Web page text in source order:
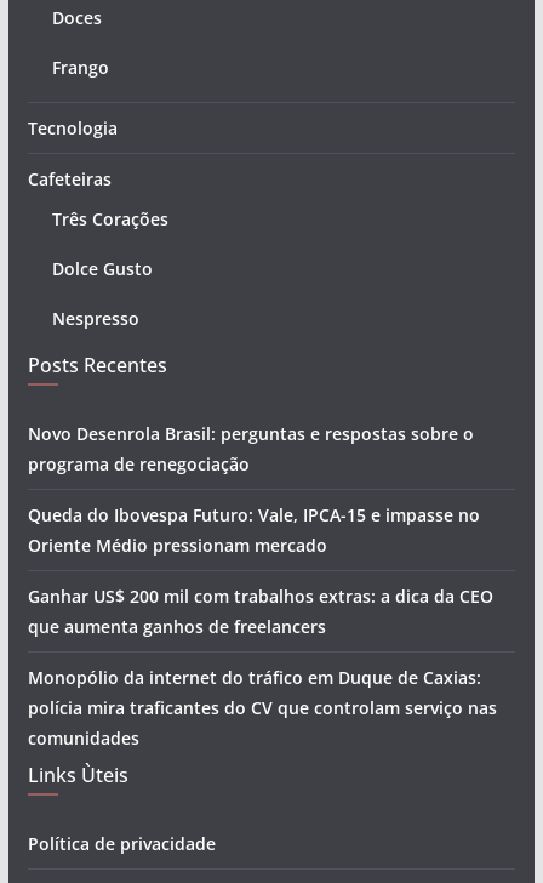
Doces
Frango
Tecnologia
Cafeteiras
Três Corações
Dolce Gusto
Nespresso
Posts Recentes
Novo Desenrola Brasil: perguntas e respostas sobre o
programa de renegociação
Queda do Ibovespa Futuro: Vale, IPCA-15 e impasse no
Oriente Médio pressionam mercado
Ganhar US$ 200 mil com trabalhos extras: a dica da CEO
que aumenta ganhos de freelancers
Monopólio da internet do tráfico em Duque de Caxias:
polícia mira traficantes do CV que controlam serviço nas
comunidades
Links Ùteis
Política de privacidade